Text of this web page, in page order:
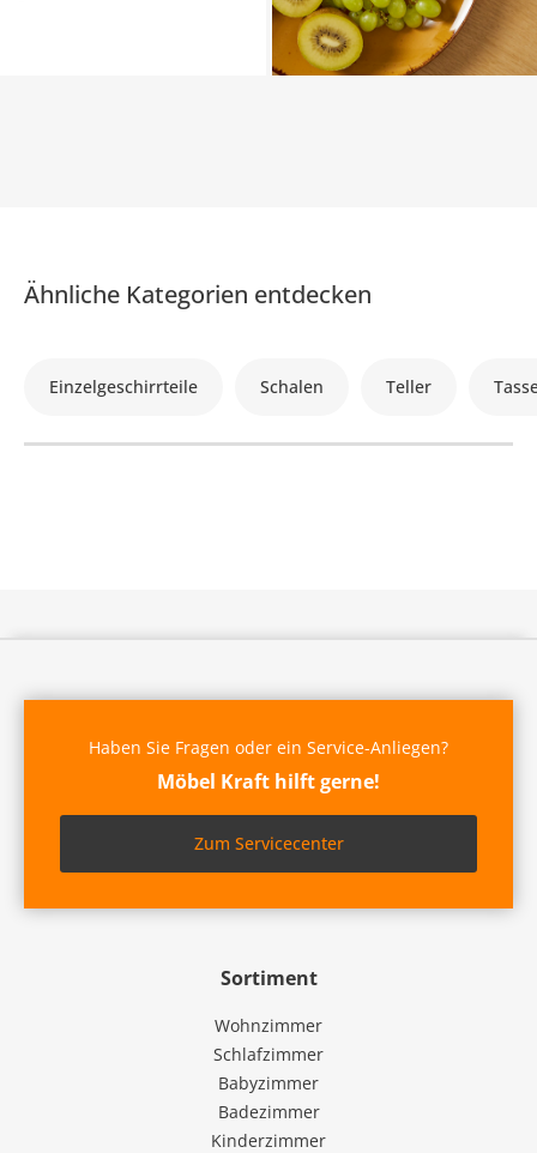
Ähnliche Kategorien entdecken
Einzelgeschirrteile Schalen Teller
Sortiment
Wohnzimmer
Schlafzimmer
Babyzimmer
Badezimmer
Kinderzimmer
Haben Sie Fragen oder ein Service-Anliegen?
Möbel Kraft hilft gerne!
Zum Servicecenter